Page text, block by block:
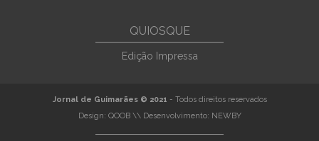
QUIOSQUE
Edição Impressa
Jornal de Guimarães © 2021 - Todos direitos reservados
Design: QOOB\\ Desenvolvimento: NEWBY